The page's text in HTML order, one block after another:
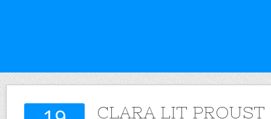
CLARA LIT PROUST